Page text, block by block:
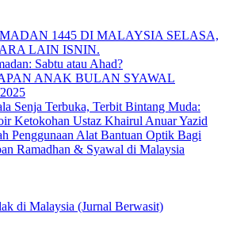
1445 DI MALAYSIA SELASA,
LAIN ISNIN.
Sabtu atau Ahad?
ANAK BULAN SYAWAL
Senja Terbuka, Terbit Bintang Muda:
Ketokohan Ustaz Khairul Anuar Yazid
Penggunaan Alat Bantuan Optik Bagi
Ramadhan & Syawal di Malaysia
di Malaysia (Jurnal Berwasit)